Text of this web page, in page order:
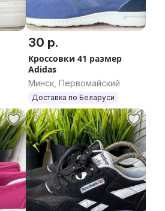
30 р.
Кроссовки 41 размер
Adidas
Минск, Первомайский
Доставка по Беларуси